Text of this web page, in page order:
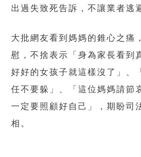
出過失致死告訴，不讓業者逃
大批網友看到媽媽的錐心之痛
慰，不捨表示「身為家長看到
好好的女孩子就這樣沒了」、
任不要躲」、「這位媽媽請節
一定要照顧好自己」，期盼司
相。